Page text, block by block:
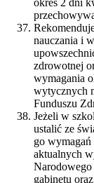
okres 2 dni
nauczania i
zdrowotnej
wymagania
wytycznych
Funduszu
Jeżeli w
ustalić ze
go
aktualnych
Narodowego
gabinetu